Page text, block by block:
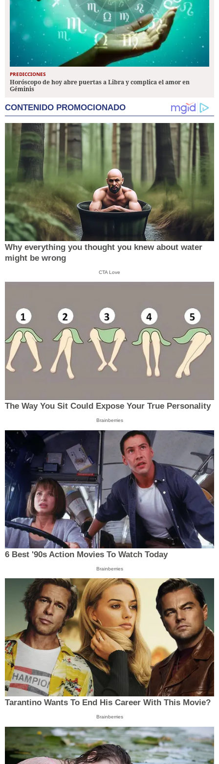
PREDICCIONES
Horóscopo de hoy abre puertas a Libra y complica el amor en
Géminis
CONTENIDO PROMOCIONADO
Why everything you thought you knew about water
might be wrong
CTA Love
The Way You Sit Could Expose Your True Personality
Brainberries
6 Best '90s Action Movies To Watch Today
Brainberries
Tarantino Wants To End His Career With This Movie?
Brainberries